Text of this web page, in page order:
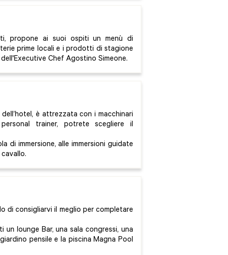
propone ai suoi ospiti un menù di
prime locali e i prodotti di stagione
Chef Agostino Simeone.
è attrezzata con i macchinari
trainer, potrete scegliere il
di immersione, alle immersioni guidate
di consigliarvi il meglio per completare
lounge Bar, una sala congressi, una
pensile e la piscina Magna Pool